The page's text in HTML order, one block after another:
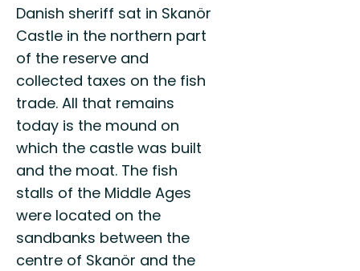
Danish sheriff sat in Skanör
Castle in the northern part
of the reserve and
collected taxes on the fish
trade. All that remains
today is the mound on
which the castle was built
and the moat. The fish
stalls of the Middle Ages
were located on the
sandbanks between the
centre of Skanör and the